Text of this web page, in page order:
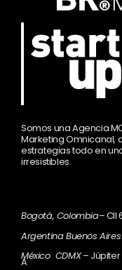
Somos una Agencia
Marketing Omnicanal,
estrategias todo en
irresistibles.
Bogotá, Colombia– Cll
Argentina Buenos Aires
México CDMX– Júpiter
A